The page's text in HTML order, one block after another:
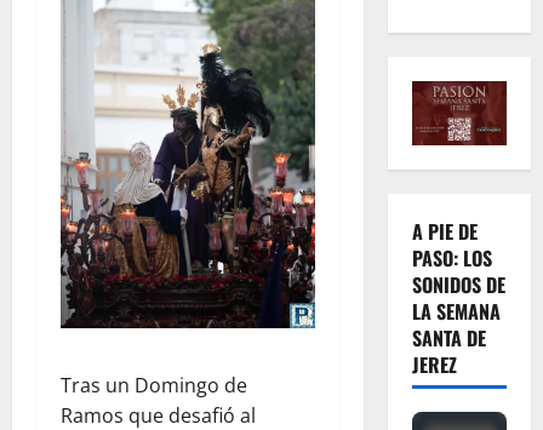
Tras un Domingo de
Ramos que desafió al
A PIE DE
PASO: LOS
SONIDOS DE
LA SEMANA
SANTA DE
JEREZ